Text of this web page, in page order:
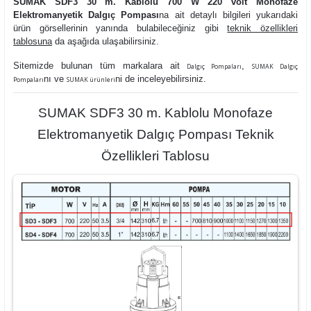
Elektromanyetik Dalgıç Pompasına ait detaylı bilgileri yukarıdaki
ürün görsellerinin yanında bulabileceğiniz gibiteknik özellikleri
tablosunada aşağıda ulaşabilirsiniz.
Sitemizde bulunan tüm markalara ait Dalgıç Pompaları,SUMAK Dalgıç
Pompalarını ve SUMAK ürünlerini de inceleyebilirsiniz.
SUMAK SDF3 30 m. Kablolu Monofaze
Elektromanyetik Dalgıç Pompası Teknik
Özellikleri Tablosu